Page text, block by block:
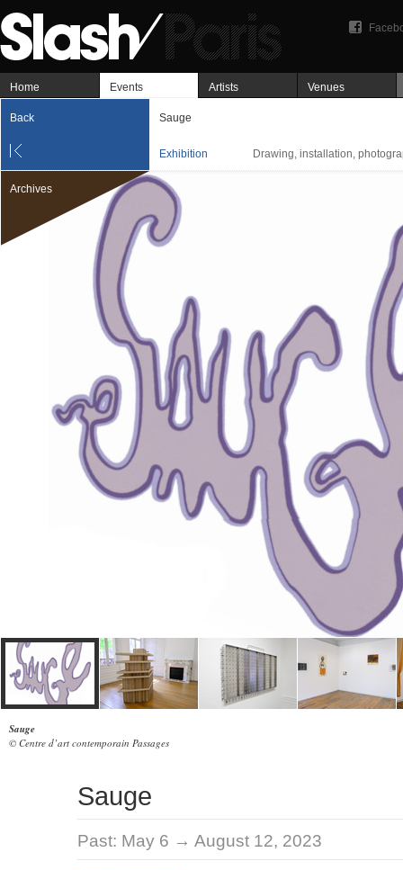
Home Events Artists Venues
Back Sauge
Exhibition Drawing, installation,
Archives
Sauge
© Centre d’art contemporain Passages
Sauge
Past: May 6 → August 12, 2023